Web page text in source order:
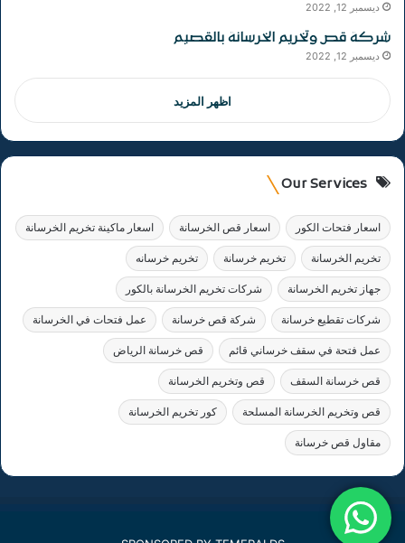
ديسمبر 12, 2022
شركة قص وتخريم الخرسانة بالقصيم
ديسمبر 12, 2022
اظهر المزيد
Our Services
اسعار فتحات الكور اسعار قص الخرسانة اسعار ماكينة تخريم الخرسانة
تخريم الخرسانة تخريم خرسانة تخريم خرسانه
جهاز تخريم الخرسانة شركات تخريم الخرسانة بالكور
شركات تقطيع خرسانة شركة قص خرسانة عمل فتحات في الخرسانة
عمل فتحة في سقف خرساني قائم قص خرسانة الرياض
قص خرسانة السقف قص وتخريم الخرسانة
قص وتخريم الخرسانة المسلحة كور تخريم الخرسانة
مقاول قص خرسانة